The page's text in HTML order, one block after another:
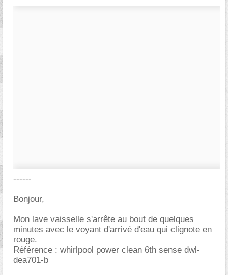
------
Bonjour,
Mon lave vaisselle s'arrête au bout de quelques
minutes avec le voyant d'arrivé d'eau qui clignote en
rouge.
Référence : whirlpool power clean 6th sense dwl-
dea701-b